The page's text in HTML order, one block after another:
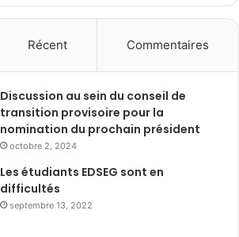
Récent Commentaires
Discussion au sein du conseil de
transition provisoire pour la
nomination du prochain président
octobre 2, 2024
Les étudiants EDSEG sont en
difficultés
septembre 13, 2022